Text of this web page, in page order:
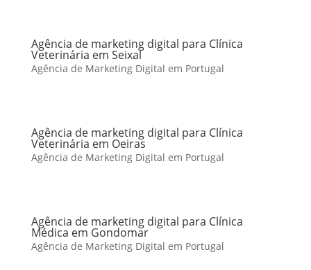
Agência de marketing digital para Clínica
Veterinária em Seixal
Agência de Marketing Digital em Portugal
Agência de marketing digital para Clínica
Veterinária em Oeiras
Agência de Marketing Digital em Portugal
Agência de marketing digital para Clínica
Médica em Gondomar
Agência de Marketing Digital em Portugal